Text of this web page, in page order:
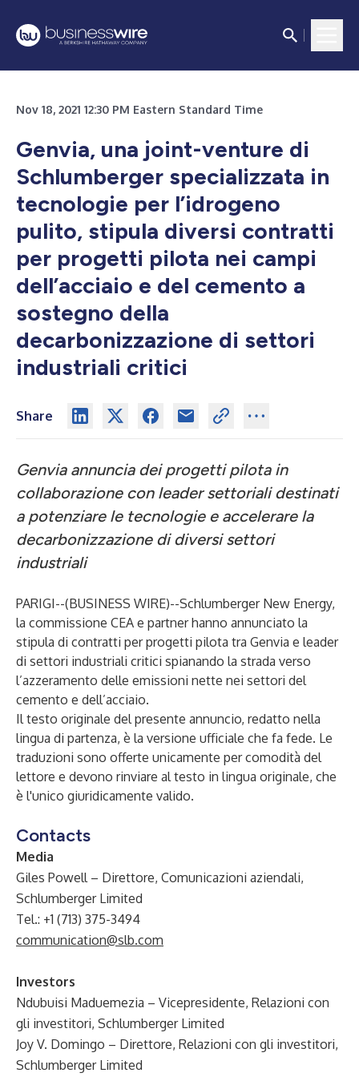
Nov 18, 2021 12:30 PM Eastern Standard Time
Genvia, una joint-venture di
Schlumberger specializzata in
tecnologie per l’idrogeno
pulito, stipula diversi contratti
per progetti pilota nei campi
dell’acciaio e del cemento a
sostegno della
decarbonizzazione di settori
industriali critici
Share
Genvia annuncia dei progetti pilota in
collaborazione con leader settoriali destinati
a potenziare le tecnologie e accelerare la
decarbonizzazione di diversi settori
industriali
PARIGI--(BUSINESS WIRE)--Schlumberger New Energy,
la commissione CEA e partner hanno annunciato la
stipula di contratti per progetti pilota tra Genvia e leader
di settori industriali critici spianando la strada verso
l’azzeramento delle emissioni nette nei settori del
cemento e dell’acciaio.
Il testo originale del presente annuncio, redatto nella
lingua di partenza, è la versione ufficiale che fa fede. Le
traduzioni sono offerte unicamente per comodità del
lettore e devono rinviare al testo in lingua originale, che
è l'unico giuridicamente valido.
Contacts
Media
Giles Powell – Direttore, Comunicazioni aziendali,
Schlumberger Limited
Tel.: +1 (713) 375-3494
communication@slb.com
Investors
Ndubuisi Maduemezia – Vicepresidente, Relazioni con
gli investitori, Schlumberger Limited
Joy V. Domingo – Direttore, Relazioni con gli investitori,
Schlumberger Limited